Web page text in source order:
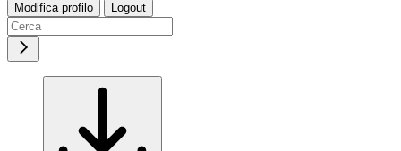
Modifica profilo Logout